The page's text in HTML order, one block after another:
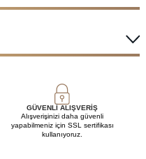
GÜVENLI ALIŞVERIŞ
Alışverişinizi daha güvenli
yapabilmeniz için SSL sertifikası
kullanıyoruz.